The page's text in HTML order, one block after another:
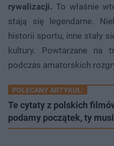
rywalizacji. To właśnie
stają się legendarne.
historii sportu, inne stały
kultury. Powtarzane na
podczas amatorskich
POLECANY ARTYKUŁ:
Te cytaty z polskich
podamy początek, ty